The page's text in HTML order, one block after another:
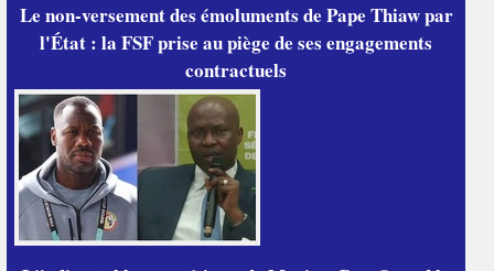
Le non-versement des émoluments de Pape Thiaw par
l'État : la FSF prise au piège de ses engagements
contractuels